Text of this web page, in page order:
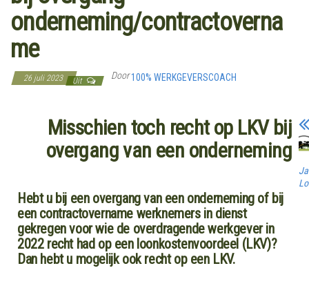
onderneming/contractoverna
me
26 juli 2023 Uit Door100% WERKGEVERSCOACH
Misschien toch recht op LKV bij
overgang van een onderneming
Hebt u bij een overgang van een onderneming of bij
een contractovername werknemers in dienst
gekregen voor wie de overdragende werkgever in
2022 recht had op een loonkostenvoordeel (LKV)?
Dan hebt u mogelijk ook recht op een LKV.